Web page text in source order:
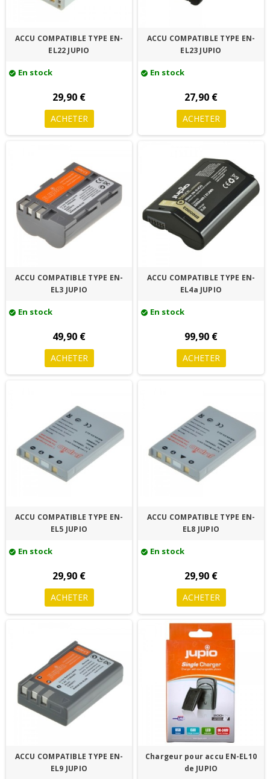
ACCU COMPATIBLE TYPE EN-
EL22 JUPIO
check_circle En stock
29,90 €
ACHETER
ACCU COMPATIBLE TYPE EN-
EL23 JUPIO
check_circle En stock
27,90 €
ACHETER
ACCU COMPATIBLE TYPE EN-
EL3 JUPIO
check_circle En stock
49,90 €
ACHETER
ACCU COMPATIBLE TYPE EN-
EL4a JUPIO
check_circle En stock
99,90 €
ACHETER
ACCU COMPATIBLE TYPE EN-
EL5 JUPIO
check_circle En stock
29,90 €
ACHETER
ACCU COMPATIBLE TYPE EN-
EL8 JUPIO
check_circle En stock
29,90 €
ACHETER
ACCU COMPATIBLE TYPE EN-
EL9 JUPIO
Chargeur pour accu EN-EL10
de JUPIO